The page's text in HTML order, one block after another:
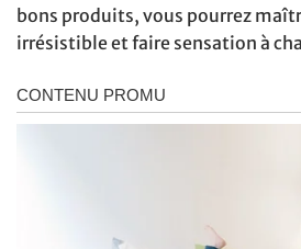
bons produits, vous pourrez
irrésistible et faire sensation à